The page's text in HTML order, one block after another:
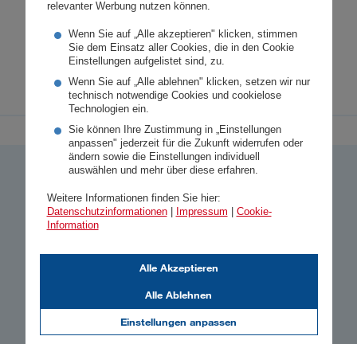
relevanter Werbung nutzen können.
Wenn Sie auf „Alle akzeptieren" klicken, stimmen
Sie dem Einsatz aller Cookies, die in den Cookie
Einstellungen aufgelistet sind, zu.
Wenn Sie auf „Alle ablehnen" klicken, setzen wir nur
technisch notwendige Cookies und cookielose
Technologien ein.
Sie können Ihre Zustimmung in „Einstellungen
anpassen" jederzeit für die Zukunft widerrufen oder
ändern sowie die Einstellungen individuell
auswählen und mehr über diese erfahren.
Weitere Informationen finden Sie hier:
Datenschutzinformationen| Impressum
Cookie-
Information
Einstellungen anpassen
Alle Ablehnen
Alle Akzeptieren
Gewinnbeteiligungsbroschüre zum
31.12.2010
PDF 74 KB
So bewerten uns unsere Kund:innen
4,73
Gesamtzufriedenheit